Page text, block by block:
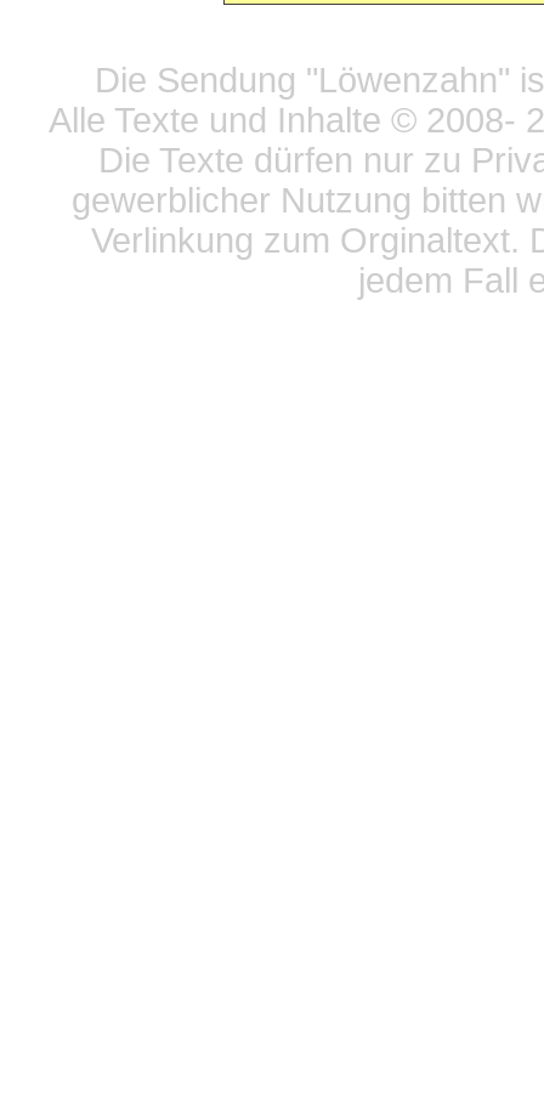
Die Sendung "Löwenzahn"
Alle Texte und Inhalte © 2008-
Die Texte dürfen nur zu
gewerblicher Nutzung bitten
Verlinkung zum Orginaltext.
jedem Fall